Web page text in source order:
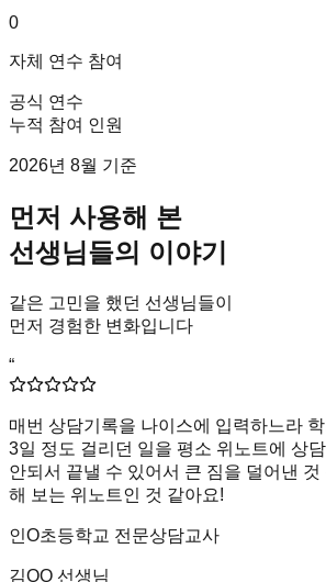
0
자체 연수 참여
공식 연수
누적 참여 인원
2026년 8월 기준
먼저 사용해 본
선생님들의 이야기
같은 고민을 했던 선생님들이
먼저 경험한 변화입니다
“
매번 상담기록을 나이스에 입력하느라
3일 정도 걸리던 일을 평소 위노트에 상
안되서 끝낼 수 있어서 큰 짐을 덜어낸 것
해 보는 위노트인 것 같아요!
인O초등학교 전문상담교사
김OO 선생님